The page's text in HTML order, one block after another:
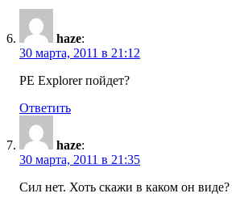
haze:
30 марта, 2011 в 21:12
PE Explorer пойдет?
Ответить
haze:
30 марта, 2011 в 21:35
Сил нет. Хоть скажи в каком он виде?